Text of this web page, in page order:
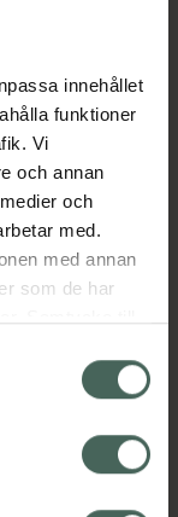
innehållet
funktioner
Vi
och annan
och
med.
med annan
som de har
påverkar inte
återkallelsen.
Dölj
Visa